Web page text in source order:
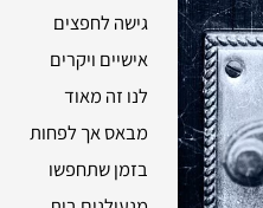
גישה לחפצים
אישיים ויקרים
לנו זה מאוד
מבאס אך לפחות
בזמן שתחפשו